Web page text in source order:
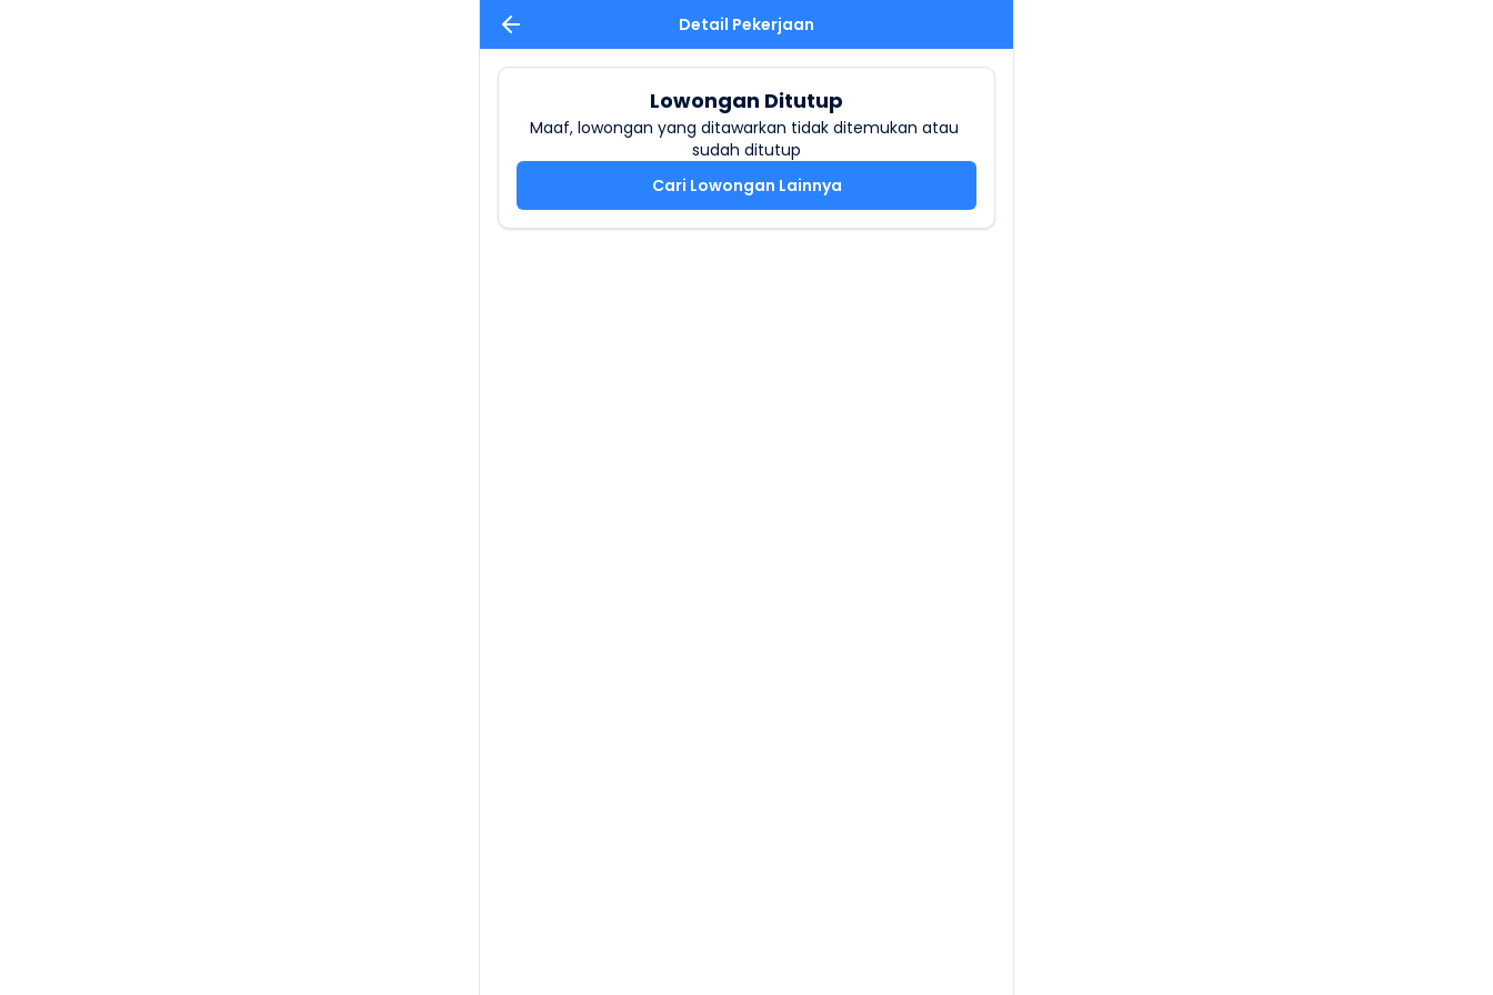
Detail Pekerjaan
Lowongan Ditutup
Maaf, lowongan yang ditawarkan tidak ditemukan atau
sudah ditutup
Cari Lowongan Lainnya